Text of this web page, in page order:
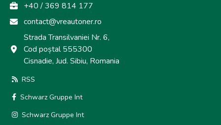
+40 / 369 814 177
contact@vreautoner.ro
Strada Transilvaniei Nr. 6,
Cod poștal 555300
Cisnadie, Jud. Sibiu, Romania
RSS
Schwarz Gruppe Int
Schwarz Gruppe Int